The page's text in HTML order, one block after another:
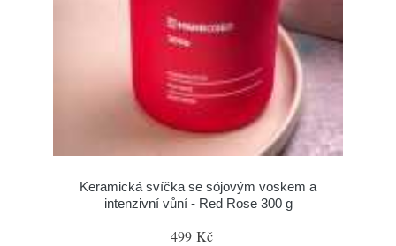
Keramická svíčka se sójovým voskem a
intenzivní vůní - Red Rose 300 g
499 Kč